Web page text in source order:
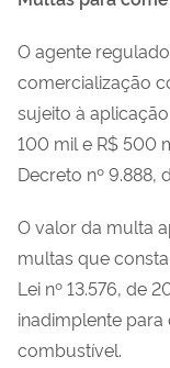
O agente
comercialização
sujeito à
100 mil e R$ 500
Decreto nº 9.888,
O valor da multa
multas que
Lei nº 13.576, de
inadimplente
combustível.